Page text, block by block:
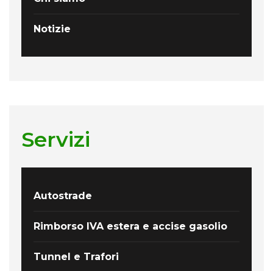
Notizie
Servizi
Autostrade
Rimborso IVA estera e accise gasolio
Tunnel e Trafori